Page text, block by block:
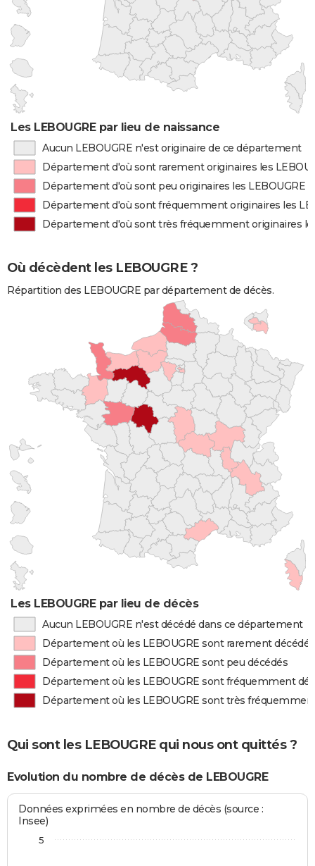
Les LEBOUGRE par lieu de naissance
Aucun LEBOUGRE n'est originaire de ce département
Département d'où sont rarement originaires les
Département d'où sont peu originaires les LEBOUGRE
Département d'où sont fréquemment originaires les
Département d'où sont très fréquemment originaires
Où décèdent les LEBOUGRE ?
Répartition des LEBOUGRE par département de décès.
Les LEBOUGRE par lieu de décès
Aucun LEBOUGRE n'est décédé dans ce département
Département où les LEBOUGRE sont rarement décédés
Département où les LEBOUGRE sont peu décédés
Département où les LEBOUGRE sont fréquemment
Département où les LEBOUGRE sont très
Qui sont les LEBOUGRE qui nous ont quittés ?
Evolution du nombre de décès de LEBOUGRE
Données exprimées en nombre de décès (source :
Insee)
5